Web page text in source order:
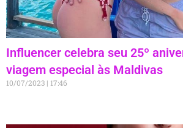
Influencer celebra seu 25º
viagem especial às Maldivas
10/07/2023 17:46